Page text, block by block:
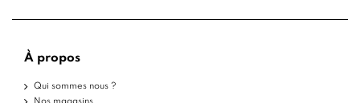
À propos
Qui sommes nous ?
Nos magasins